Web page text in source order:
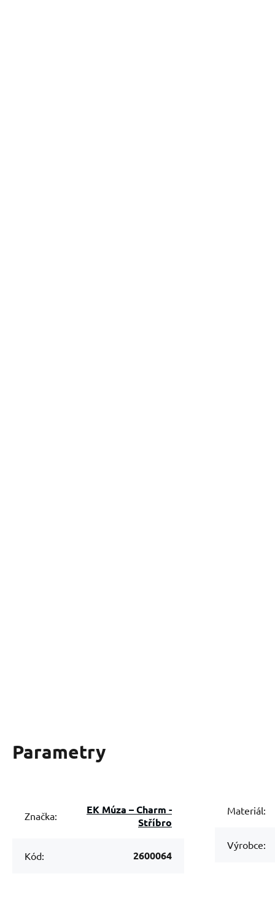
Parametry
Značka:
EK Múza – Charm -
Stříbro
Kód: 2600064
Materiál:
Výrobce: